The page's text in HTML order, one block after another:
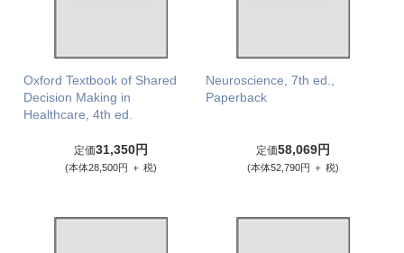
Oxford Textbook of Shared
Decision Making in
Healthcare, 4th ed.
定価31,350円
(本体28,500円 ＋ 税)
Neuroscience, 7th ed.,
Paperback
定価58,069円
(本体52,790円 ＋ 税)